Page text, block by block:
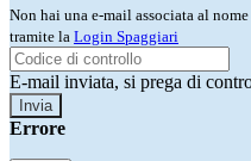
Non hai una e-mail associata al
tramite la Login Spaggiari
E-mail inviata, si prega di
Errore